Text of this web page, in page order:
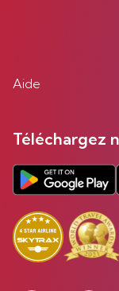
Aide
Téléchargez